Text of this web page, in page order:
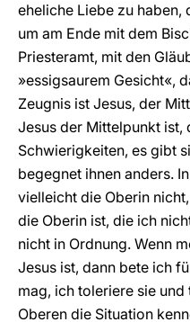
eheliche Liebe zu haben,
um am Ende mit dem
Priesteramt, mit den
»essigsaurem Gesicht«,
Zeugnis ist Jesus, der
Jesus der Mittelpunkt
Schwierigkeiten, es gibt
begegnet ihnen anders.
vielleicht die Oberin
die Oberin ist, die ich
nicht in Ordnung. Wenn
Jesus ist, dann bete ich
mag, ich toleriere sie
Oberen die Situation